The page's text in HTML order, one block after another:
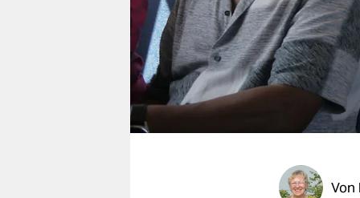
shop
fragen & hilfe
unterstützen
abo
genossenschaft
Von